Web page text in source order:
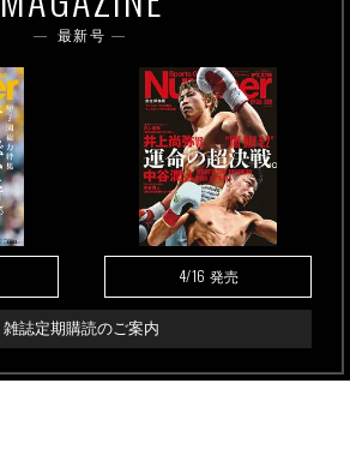
最新号
4/16 発売
雑誌定期購読のご案内